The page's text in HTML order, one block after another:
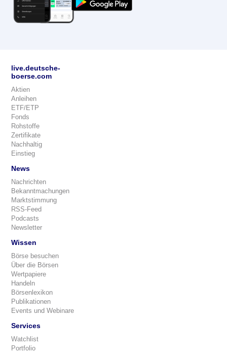
live.deutsche-
boerse.com
Aktien
Anleihen
ETF/ETP
Fonds
Rohstoffe
Zertifikate
Nachhaltig
Einstieg
News
Nachrichten
Bekanntmachungen
Marktstimmung
RSS-Feed
Podcasts
Newsletter
Wissen
Börse besuchen
Über die Börsen
Wertpapiere
Handeln
Börsenlexikon
Publikationen
Events und Webinare
Services
Watchlist
Portfolio